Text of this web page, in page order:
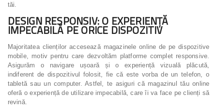
tăi.
DESIGN RESPONSIV: O EXPERIENȚĂ
IMPECABILĂ PE ORICE DISPOZITIV
Majoritatea clienților accesează magazinele online de pe dispozitive
mobile, motiv pentru care dezvoltăm platforme complet responsive.
Asigurăm o navigare ușoară și o experiență vizuală plăcută,
indiferent de dispozitivul folosit, fie că este vorba de un telefon, o
tabletă sau un computer. Astfel, te asiguri că magazinul tău online
oferă o experiență de utilizare impecabilă, care îi va face pe clienți să
revină.